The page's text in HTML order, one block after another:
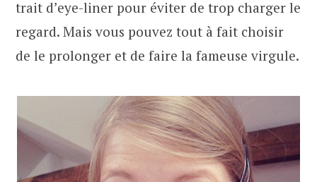
trait d’eye-liner pour éviter de trop charger le
regard. Mais vous pouvez tout à fait choisir
de le prolonger et de faire la fameuse virgule.